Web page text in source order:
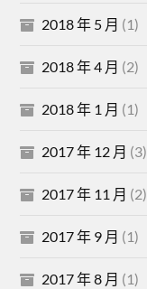
2018 年 5 月 (1)
2018 年 4 月 (2)
2018 年 1 月 (1)
2017 年 12 月 (3)
2017 年 11 月 (2)
2017 年 9 月 (1)
2017 年 8 月 (1)